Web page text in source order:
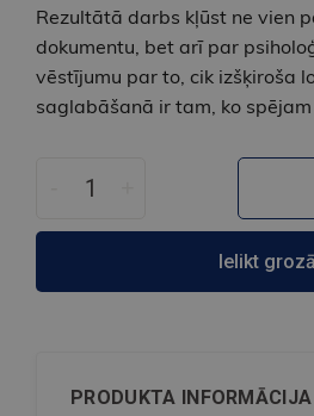
Rezultātā darbs kļūst ne vien
dokumentu, bet arī par
vēstījumu par to, cik izšķiroša
saglabāšanā ir tam, ko spējam
Ielikt grozā
PRODUKTA INFORMĀCIJA